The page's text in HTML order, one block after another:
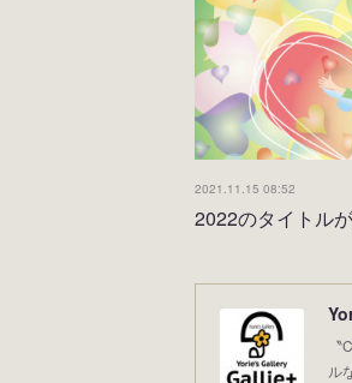
2021.11.15 08:52
2022のタイトル
ル